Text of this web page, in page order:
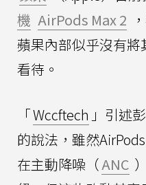
機 AirPods Max 2
蘋果內部似乎沒有將
看待。
「Wccftech 」引述
的說法，雖然
在主動降噪（ANC